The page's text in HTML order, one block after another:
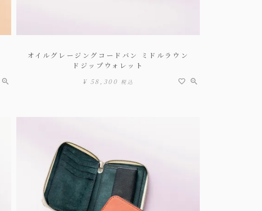
オイルグレージングコードバン ミドルラウン
ドジップウォレット
¥ 58,300 税込